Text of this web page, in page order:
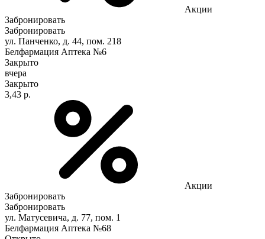
Акции
Забронировать
Забронировать
ул. Панченко, д. 44, пом. 218
Белфармация Аптека №6
Закрыто
вчера
Закрыто
3,43 р.
Акции
Забронировать
Забронировать
ул. Матусевича, д. 77, пом. 1
Белфармация Аптека №68